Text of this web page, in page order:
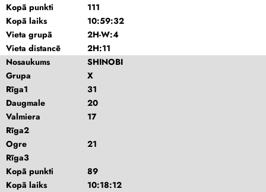
Kopā punkti
111
Kopā laiks
10:59:32
Vieta grupā
2H-W:4
Vieta distancē
2H:11
Nosaukums
SHINOBI
Grupa
X
Rīga1
31
Daugmale
20
Valmiera
17
Rīga2
Ogre
21
Rīga3
Kopā punkti
89
Kopā laiks
10:18:12